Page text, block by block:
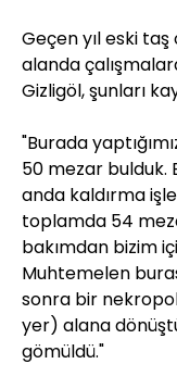
Geçen yıl eski
alanda
Gizligöl, şunları
"Burada
50 mezar bulduk.
anda kaldırma
toplamda 54
bakımdan bizim
Muhtemelen
sonra bir
yer) alana
gömüldü."